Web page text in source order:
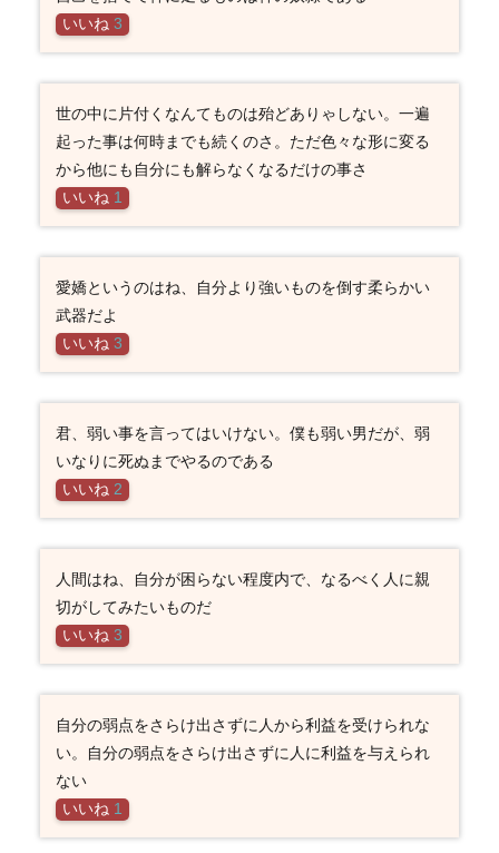
いいね 3
世の中に片付くなんてものは殆どありゃしない。一遍
起った事は何時までも続くのさ。ただ色々な形に変る
から他にも自分にも解らなくなるだけの事さ
いいね 1
愛嬌というのはね、自分より強いものを倒す柔らかい
武器だよ
いいね 3
君、弱い事を言ってはいけない。僕も弱い男だが、弱
いなりに死ぬまでやるのである
いいね 2
人間はね、自分が困らない程度内で、なるべく人に親
切がしてみたいものだ
いいね 3
自分の弱点をさらけ出さずに人から利益を受けられな
い。自分の弱点をさらけ出さずに人に利益を与えられ
ない
いいね 1